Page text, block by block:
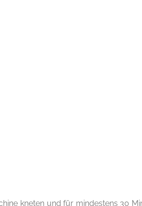
kneten und für mindestens 30